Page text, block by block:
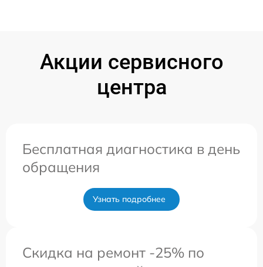
Акции сервисного
центра
Бесплатная диагностика в день
обращения
Узнать подробнее
Скидка на ремонт -25% по